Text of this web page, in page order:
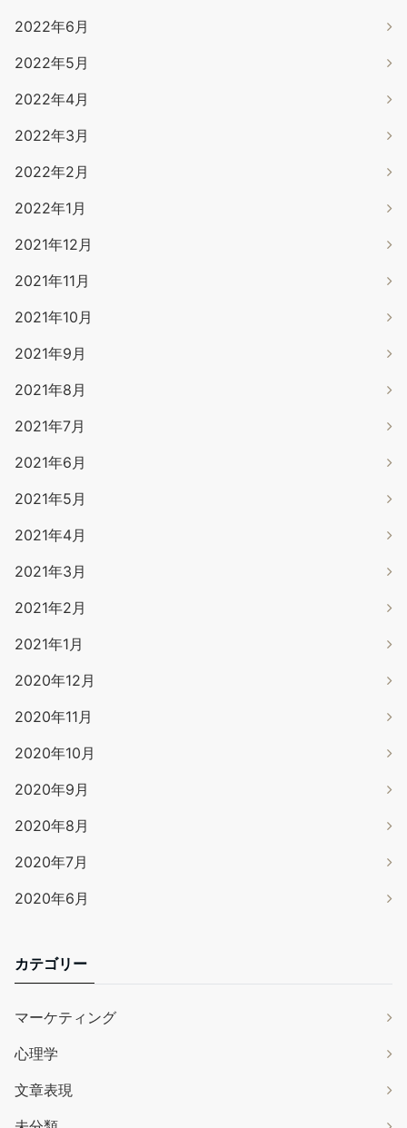
2022年6月
2022年5月
2022年4月
2022年3月
2022年2月
2022年1月
2021年12月
2021年11月
2021年10月
2021年9月
2021年8月
2021年7月
2021年6月
2021年5月
2021年4月
2021年3月
2021年2月
2021年1月
2020年12月
2020年11月
2020年10月
2020年9月
2020年8月
2020年7月
2020年6月
カテゴリー
マーケティング
心理学
文章表現